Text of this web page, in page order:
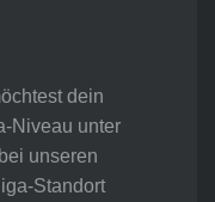
dein
Niveau unter
unseren
Standort